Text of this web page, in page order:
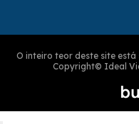
O inteiro teor deste site
Copyright© Ideal